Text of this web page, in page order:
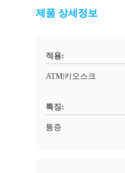
제품 상세정보
적용:
ATM|키오스크
특징:
통증